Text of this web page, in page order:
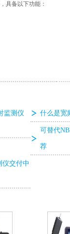
具备以下功能：
监测仪 什么是宽
可替代
荐
仪交付中